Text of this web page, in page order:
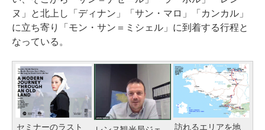
ヌ」と北上し「ディナン」「サン・マロ」「カンカル」
に立ち寄り「モン・サン＝ミシェル」に到着する行程と
なっている。
セミナーのラスト 訪れるエリアを地